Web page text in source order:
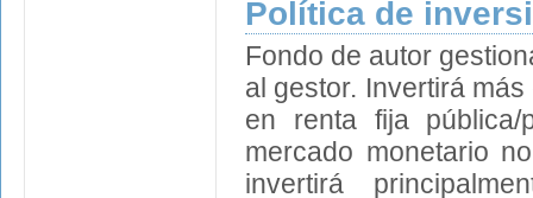
Política de
Fondo de autor
al gestor. Invertirá
en renta fija pública/
mercado monetario
invertirá